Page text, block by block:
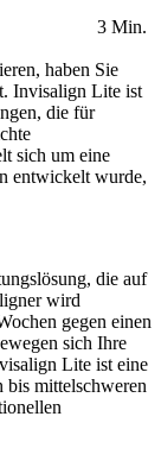
3 Min.
haben Sie
Invisalign Lite ist
die für
sich um eine
entwickelt wurde,
die auf
wird
gegen einen
sich Ihre
Lite ist eine
bis mittelschweren